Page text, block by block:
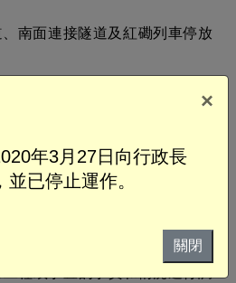
南面連接隧道及紅磡列車停放
況進行調查，包括但不限於任何
情況；任何未有為該等工程所
當地進行測試及為該等測試妥
紀錄的情況，以及該等工程中
安全或重大工程質量問題方面的
×
年3月27日向行政長
已停止運作。
關閉